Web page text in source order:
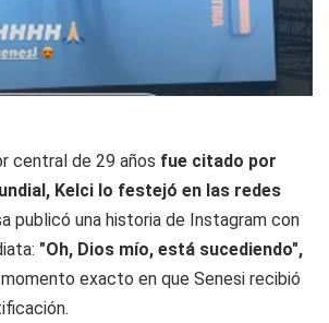
central de 29 años fue citado por
Kelci lo festejó en las redes
publicó una historia de Instagram con
"Oh, Dios mío, está sucediendo",
exacto en que Senesi recibió